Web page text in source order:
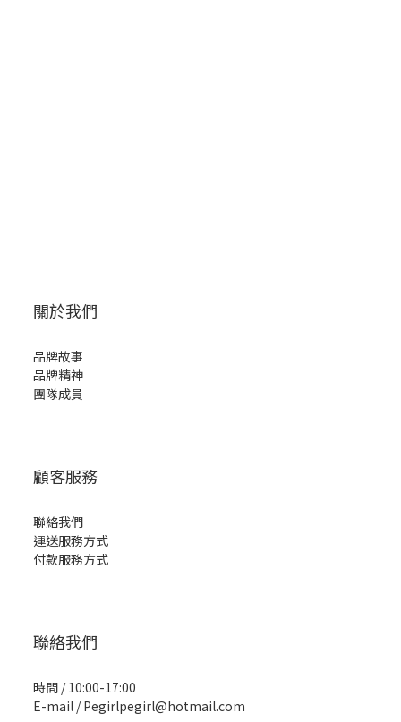
關於我們
品牌故事
品牌精神
團隊成員
顧客服務
聯絡我們
運送服務方式
付款服務方式
聯絡我們
時間 / 10:00-17:00
E-mail / Pegirlpegirl@hotmail.com